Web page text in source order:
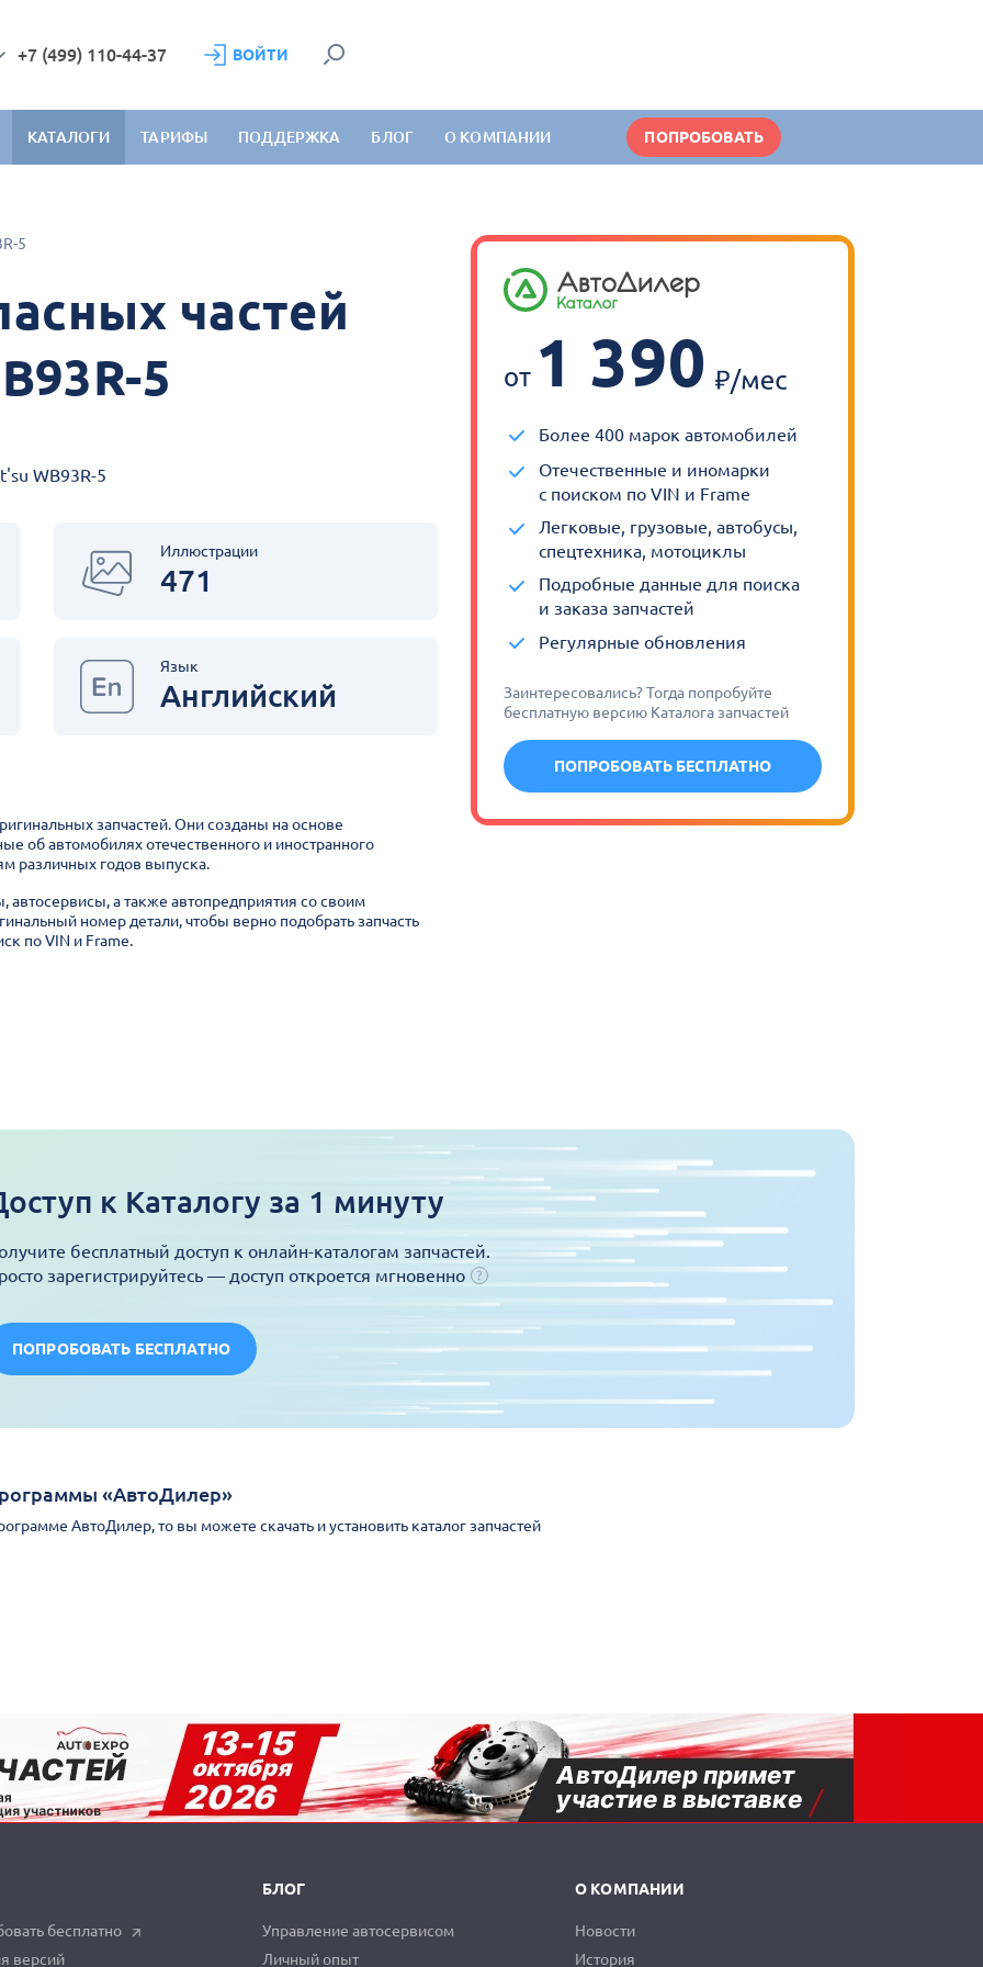
+7 (499) 110-44-37 ВОЙТИ
КАТАЛОГИ ТАРИФЫ ПОДДЕРЖКА БЛОГ О КОМПАНИИ ПОПРОБОВАТЬ
5
частей
5
WB93R-5
Иллюстрации
471
Язык
Английский
запчастей. Они созданы на основе
об автомобилях отечественного и иностранного
различных годов выпуска.
автосервисы, а также автопредприятия со своим
номер детали, чтобы верно подобрать запчасть
по VIN и Frame.
от 1 390
Более 400 марок автомобилей
Отечественные и иномарки
с поиском по VIN и Frame
Легковые, грузовые, автобусы,
спецтехника, мотоциклы
Подробные данные для поиска
и заказа запчастей
Регулярные обновления
Заинтересовались? Тогда попробуйте
бесплатную версию Каталога запчастей
ПОПРОБОВАТЬ БЕСПЛАТНО
к Каталогу за 1 минуту
бесплатный доступ к онлайн-каталогам запчастей.
зарегистрируйтесь — доступ откроется мгновенно
ПОПРОБОВАТЬ БЕСПЛАТНО
«АвтоДилер»
АвтоДилер, то вы можете скачать и установить каталог запчастей
бесплатно
версий
БЛОГ
Управление автосервисом
Личный опыт
О КОМПАНИИ
Новости
История